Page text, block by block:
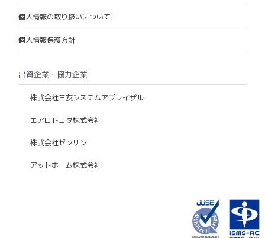
個人情報の取り扱いについて
個人情報保護方針
出資企業・協力企業
株式会社三友システムアプレイザル
エアロトヨタ株式会社
株式会社ゼンリン
アットホーム株式会社